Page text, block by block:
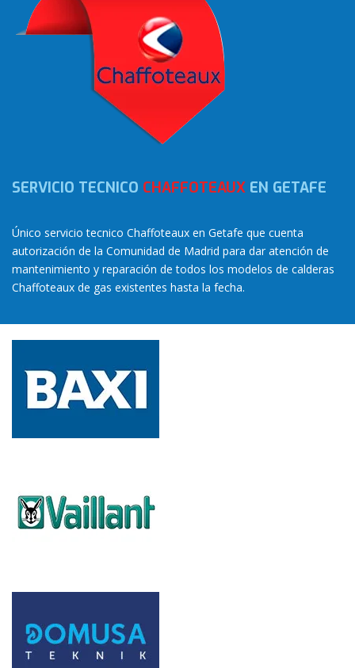
SERVICIO TECNICO CHAFFOTEAUX EN GETAFE
Único servicio tecnico Chaffoteaux en Getafe que cuenta
autorización de la Comunidad de Madrid para dar atención de
mantenimiento y reparación de todos los modelos de calderas
Chaffoteaux de gas existentes hasta la fecha.